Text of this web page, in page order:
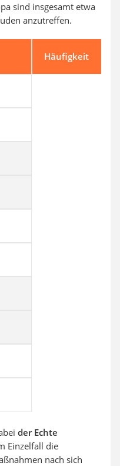
sind insgesamt etwa
anzutreffen.
Häufigkeit
der Echte
Einzelfall die
nach sich